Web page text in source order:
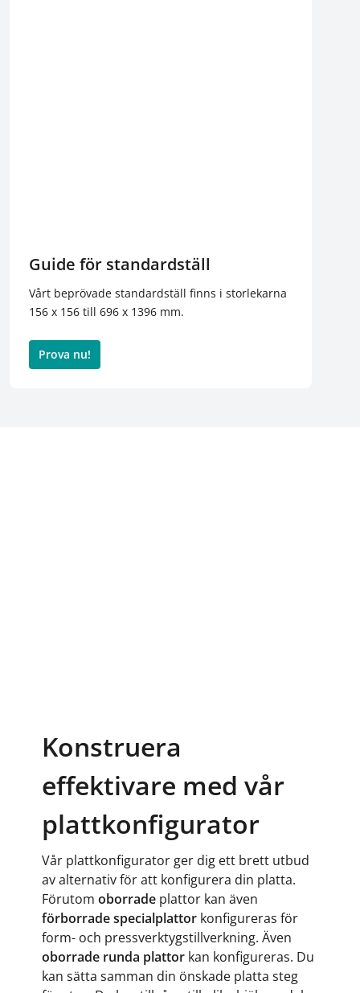
Guide för standardställ
Vårt beprövade standardställ finns i storlekarna
156 x 156 till 696 x 1396 mm.
Prova nu!
Konstruera
effektivare med vår
plattkonfigurator
Vår plattkonfigurator ger dig ett brett utbud
av alternativ för att konfigurera din platta.
Förutom oborrade plattor kan även
förborrade specialplattor konfigureras för
form- och pressverktygstillverkning. Även
oborrade runda plattor kan konfigureras. Du
kan sätta samman din önskade platta steg